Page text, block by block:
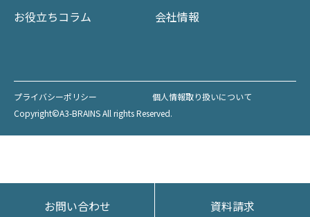
お役立ちコラム 会社情報
プライバシーポリシー
個人情報取り扱いについて
Copyright©A3-BRAINS All rights Reserved.
お問い合わせ 資料請求